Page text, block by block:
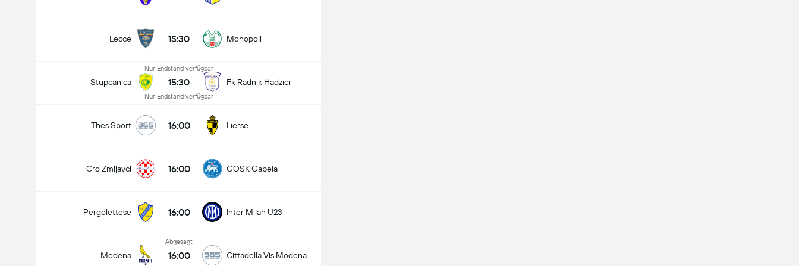
Lecce 15:30 Monopoli
Stupcanica
Nur Endstand verfügbar
15:30
Nur Endstand verfügbar
Fk Radnik Hadzici
Thes Sport 16:00 Lierse
Cro Zmijavci 16:00 GOSK Gabela
Pergolettese 16:00 Inter Milan U23
Modena
Abgesagt
16:00 Cittadella Vis Modena